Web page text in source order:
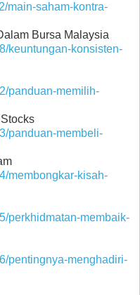
main-saham-kontra-
Bursa Malaysia
keuntungan-konsisten-
panduan-memilih-
panduan-membeli-
membongkar-kisah-
perkhidmatan-membaik-
pentingnya-menghadiri-